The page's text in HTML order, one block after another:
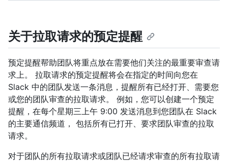
关于拉取请求的预定提醒
预定提醒帮助团队将重点放在需要他们关注的最重要审查请
求上。 拉取请求的预定提醒将会在指定的时间向您在
Slack 中的团队发送一条消息，提醒所有已经打开、需要您
或您的团队审查的拉取请求。 例如，您可以创建一个预定
提醒，在每个星期三上午 9:00 发送消息到您团队在 Slack
的主要通信频道， 包括所有已打开、要求团队审查的拉取
请求。
对于团队的所有拉取请求或团队已经请求审查的所有拉取请